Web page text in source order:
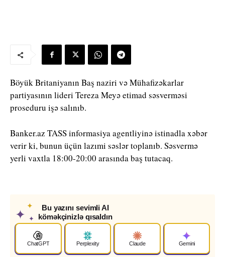
Böyük Britaniyanın Baş naziri və Mühafizəkarlar
partiyasının lideri Tereza Meyə etimad səsverməsi
proseduru işə salınıb.
Banker.az TASS informasiya agentliyinə istinadla xəbər
verir ki, bunun üçün lazımi səslər toplanıb. Səsvermə
yerli vaxtla 18:00-20:00 arasında baş tutacaq.
✦
✦
✦
Bu yazını sevimli AI
köməkçinizlə qısaldın
ChatGPT Perplexity Claude Gemini